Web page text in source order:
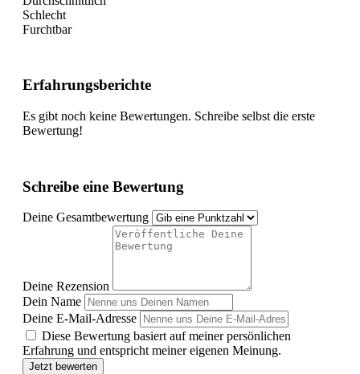
Schlecht
Furchtbar
Erfahrungsberichte
Es gibt noch keine Bewertungen. Schreibe selbst die erste
Bewertung!
Schreibe eine Bewertung
Deine Gesamtbewertung
Deine Rezension
Dein Name
Deine E-Mail-Adresse
Diese Bewertung basiert auf meiner persönlichen
Erfahrung und entspricht meiner eigenen Meinung.
Jetzt bewerten